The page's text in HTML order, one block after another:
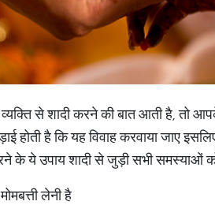
से शादी करने की बात आती है, तो
होती है कि यह विवाह करवाया जाए
के ये उपाय शादी से जुड़ी सभी समस्याओं
लेनी है